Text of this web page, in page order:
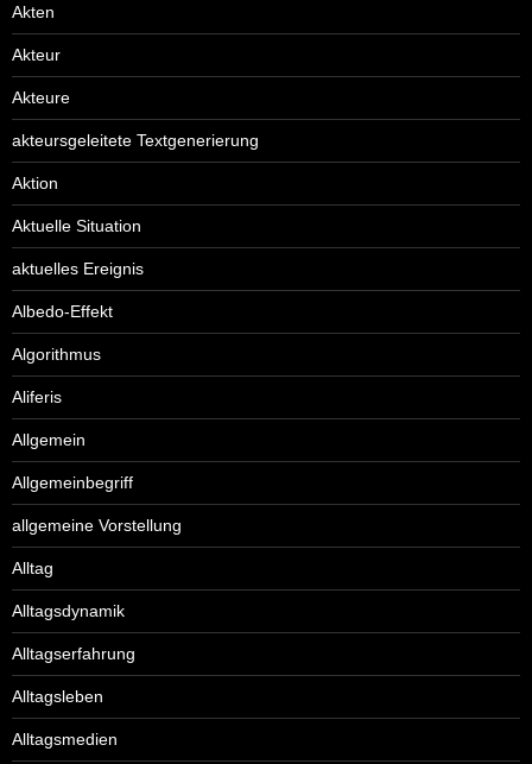
Akten
Akteur
Akteure
akteursgeleitete Textgenerierung
Aktion
Aktuelle Situation
aktuelles Ereignis
Albedo-Effekt
Algorithmus
Aliferis
Allgemein
Allgemeinbegriff
allgemeine Vorstellung
Alltag
Alltagsdynamik
Alltagserfahrung
Alltagsleben
Alltagsmedien